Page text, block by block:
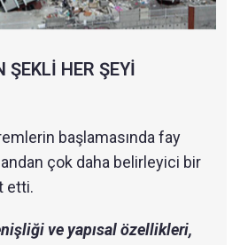
ŞEKLİ HER ŞEYİ
başlamasında fay
çok daha belirleyici bir
etti.
ve yapısal özellikleri,